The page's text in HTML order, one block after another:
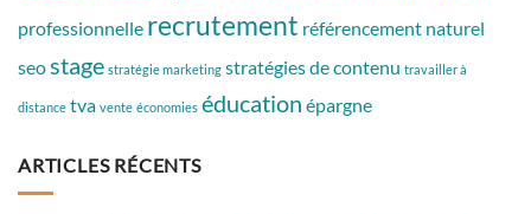
professionnelle recrutement référencement naturel
seo stage stratégie marketing stratégies de contenu travailler à
distance tva vente économies éducation épargne
ARTICLES RÉCENTS